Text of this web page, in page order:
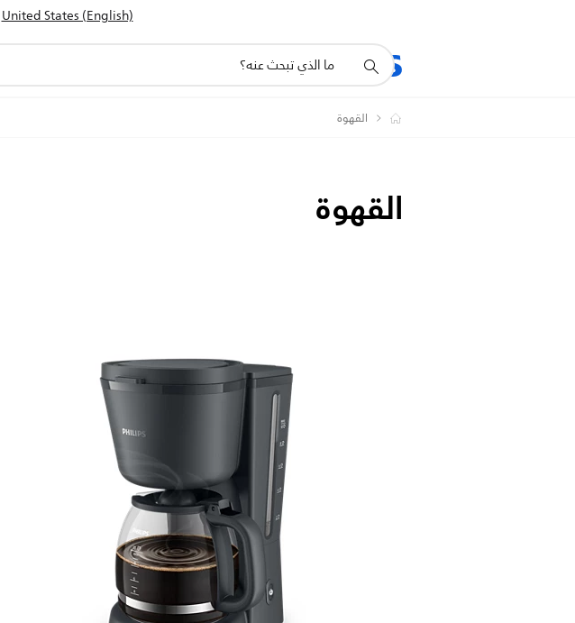
United States (English)
المنتجات
أيقونة
دعم
القهوة
القهوة